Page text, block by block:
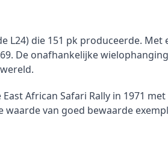
L24) die 151 pk produceerde.
De onafhankelijke
African Safari Rally in 1971
van goed bewaarde